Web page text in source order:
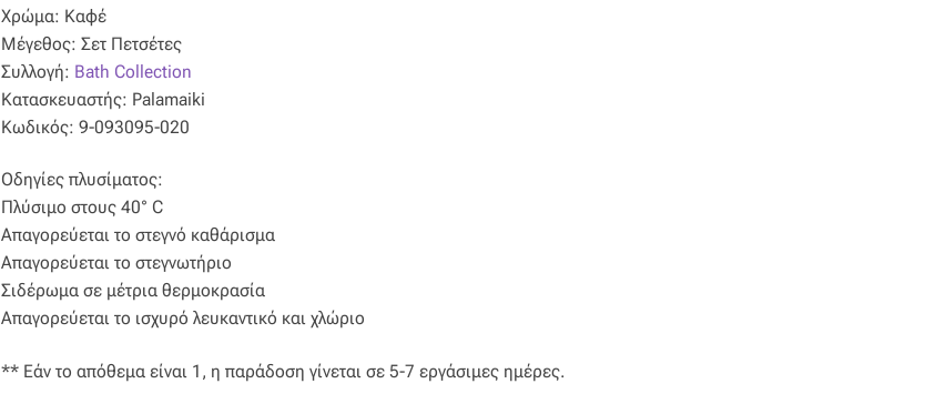
Χρώμα: Καφέ
Μέγεθος: Σετ Πετσέτες
Συλλογή: Bath Collection
Κατασκευαστής: Palamaiki
Κωδικός: 9-093095-020
Οδηγίες πλυσίματος:
Πλύσιμο στους 40° C
Απαγορεύεται το στεγνό καθάρισμα
Απαγορεύεται το στεγνωτήριο
Σιδέρωμα σε μέτρια θερμοκρασία
Απαγορεύεται το ισχυρό λευκαντικό και χλώριο
** Εάν το απόθεμα είναι 1, η παράδοση γίνεται σε 5-7 εργάσιμες ημέρες.